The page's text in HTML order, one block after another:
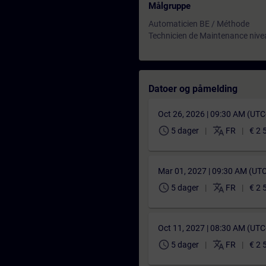
Målgruppe
Automaticien BE / Méthode
Technicien de Maintenance
Datoer og påmelding
Oct 26, 2026 | 09:30 AM
schedule 5 dager translate FR € 2
Mar 01, 2027 | 09:30 AM
schedule 5 dager translate FR € 2
Oct 11, 2027 | 08:30 AM
schedule 5 dager translate FR € 2